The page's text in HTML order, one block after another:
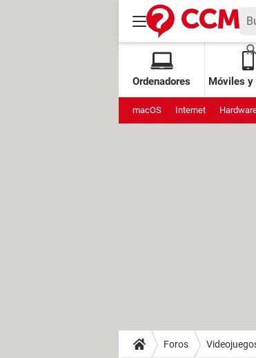
Ordenadores Móviles y
macOS Internet
Foros